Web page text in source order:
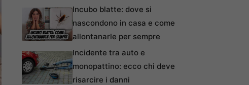
Incubo blatte: dove si
nascondono in casa e come
allontanarle per sempre
Incidente tra auto e
monopattino: ecco chi deve
risarcire i danni